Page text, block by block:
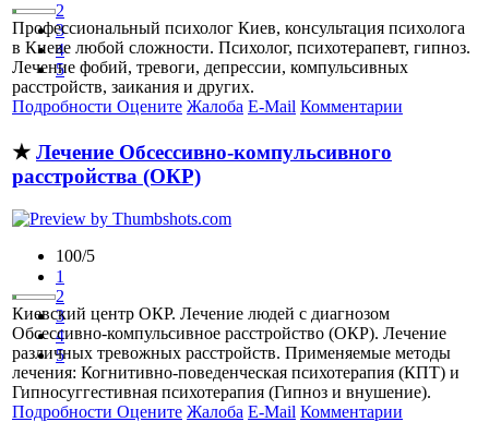
2
3
4
5
Профессиональный психолог Киев, консультация психолога
в Киеве любой сложности. Психолог, психотерапевт, гипноз.
Лечение фобий, тревоги, депрессии, компульсивных
расстройств, заикания и других.
Подробности Оцените Жалоба E-Mail Комментарии
★ Лечение Обсессивно-компульсивного
расстройства (ОКР)
100/5
1
2
3
4
5
Киевский центр ОКР. Лечение людей с диагнозом
Обсессивно-компульсивное расстройство (ОКР). Лечение
различных тревожных расстройств. Применяемые методы
лечения: Когнитивно-поведенческая психотерапия (КПТ) и
Гипносуггестивная психотерапия (Гипноз и внушение).
Подробности Оцените Жалоба E-Mail Комментарии